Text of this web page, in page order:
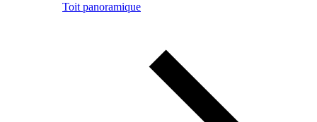
Toit panoramique